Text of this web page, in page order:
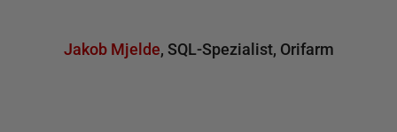
Jakob Mjelde, SQL-Spezialist, Orifarm